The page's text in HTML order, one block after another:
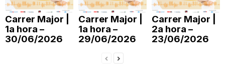
Carrer Major |
1a hora –
30/06/2026
Carrer Major |
1a hora –
29/06/2026
Carrer Major |
2a hora –
23/06/2026